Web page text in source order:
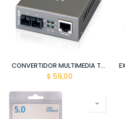
CONVERTIDOR MULTIMEDIA TP-LINK MODO INDIVIDUAL MC210CS
$ 59,00